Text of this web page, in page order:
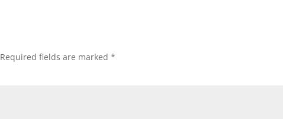
Required fields are marked*